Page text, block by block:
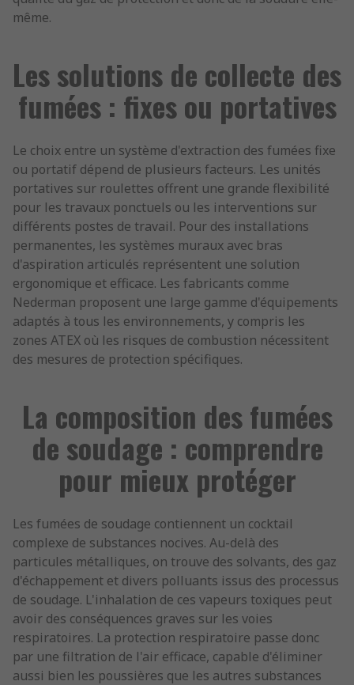
même.
Les solutions de collecte des
fumées : fixes ou portatives
Le choix entre un système d'extraction des fumées fixe
ou portatif dépend de plusieurs facteurs. Les unités
portatives sur roulettes offrent une grande flexibilité
pour les travaux ponctuels ou les interventions sur
différents postes de travail. Pour des installations
permanentes, les systèmes muraux avec bras
d'aspiration articulés représentent une solution
ergonomique et efficace. Les fabricants comme
Nederman proposent une large gamme d'équipements
adaptés à tous les environnements, y compris les
zones ATEX où les risques de combustion nécessitent
des mesures de protection spécifiques.
La composition des fumées
de soudage : comprendre
pour mieux protéger
Les fumées de soudage contiennent un cocktail
complexe de substances nocives. Au-delà des
particules métalliques, on trouve des solvants, des gaz
d'échappement et divers polluants issus des processus
de soudage. L'inhalation de ces vapeurs toxiques peut
avoir des conséquences graves sur les voies
respiratoires. La protection respiratoire passe donc
par une filtration de l'air efficace, capable d'éliminer
aussi bien les poussières que les autres substances